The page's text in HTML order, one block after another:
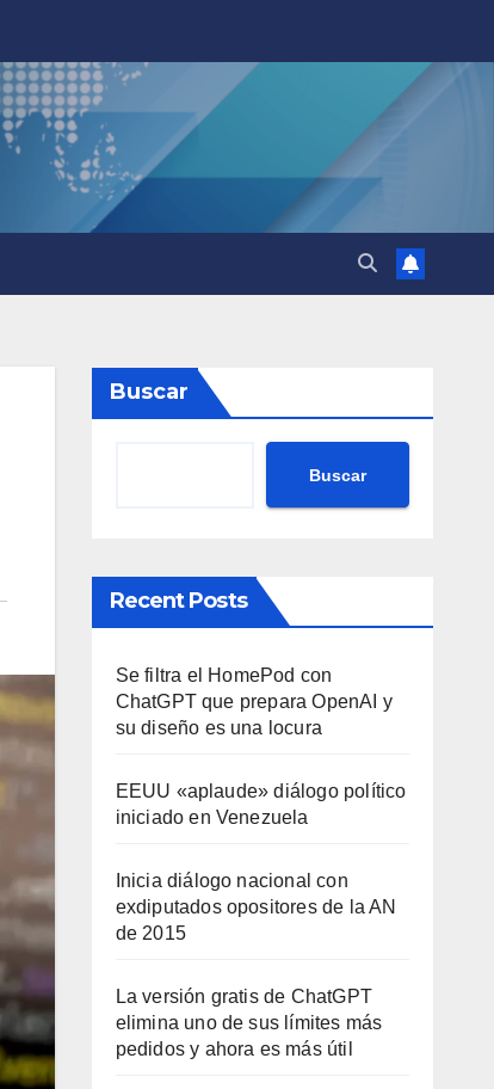
Buscar
Buscar
Recent Posts
Se filtra el HomePod con
ChatGPT que prepara OpenAI y
su diseño es una locura
EEUU «aplaude» diálogo político
iniciado en Venezuela
Inicia diálogo nacional con
exdiputados opositores de la AN
de 2015
La versión gratis de ChatGPT
elimina uno de sus límites más
pedidos y ahora es más útil